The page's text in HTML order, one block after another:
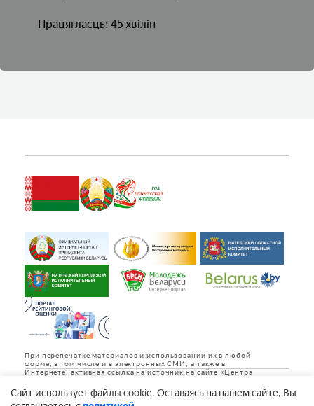
Працягласць: 45 хвілін
Cайт использует файлы cookie. Оставаясь на нашем сайте, Вы
При перепечатке материалов и использовании их в любой
форме, в том числе и в электронных СМИ, а также в
Интернете, активная ссылка на источник на сайте «Центра
Дизайн и разработка